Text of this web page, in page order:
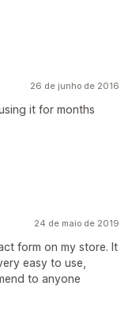
26 de junho de 2016
it for months
24 de maio de 2019
form on my store. It
easy to use,
to anyone